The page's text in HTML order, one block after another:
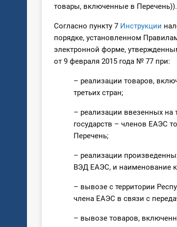
товары, включенные в Перечень)).
Согласно пункту 7 Инструкции
порядке, установленном
электронной форме,
от 9 февраля 2015 года № 77 при:
– реализации товаров,
третьих стран;
– реализации ввезенных на
государств – членов ЕАЭС
Перечень;
– реализации
ВЭД ЕАЭС, и наименование
– вывозе с территории
члена ЕАЭС в связи с
– вывозе товаров,